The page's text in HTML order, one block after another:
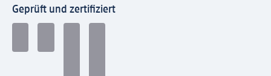
Geprüft und zertifiziert